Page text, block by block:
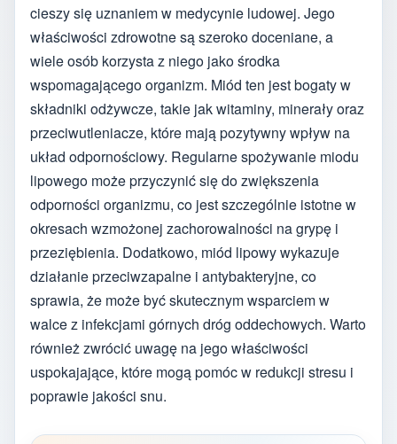
cieszy się uznaniem w medycynie ludowej. Jego
właściwości zdrowotne są szeroko doceniane, a
wiele osób korzysta z niego jako środka
wspomagającego organizm. Miód ten jest bogaty w
składniki odżywcze, takie jak witaminy, minerały oraz
przeciwutleniacze, które mają pozytywny wpływ na
układ odpornościowy. Regularne spożywanie miodu
lipowego może przyczynić się do zwiększenia
odporności organizmu, co jest szczególnie istotne w
okresach wzmożonej zachorowalności na grypę i
przeziębienia. Dodatkowo, miód lipowy wykazuje
działanie przeciwzapalne i antybakteryjne, co
sprawia, że może być skutecznym wsparciem w
walce z infekcjami górnych dróg oddechowych. Warto
również zwrócić uwagę na jego właściwości
uspokajające, które mogą pomóc w redukcji stresu i
poprawie jakości snu.